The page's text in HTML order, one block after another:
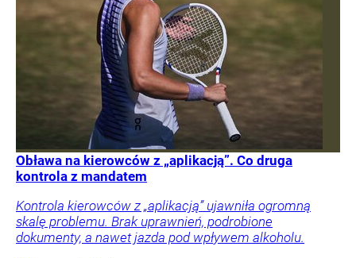
Obława na kierowców z „aplikacją”. Co druga
kontrola z mandatem
Kontrola kierowców z „aplikacją” ujawniła ogromną
skalę problemu. Brak uprawnień, podrobione
dokumenty, a nawet jazda pod wpływem alkoholu.